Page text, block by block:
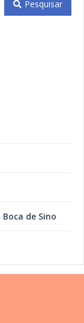
Pesquisar
de Sino